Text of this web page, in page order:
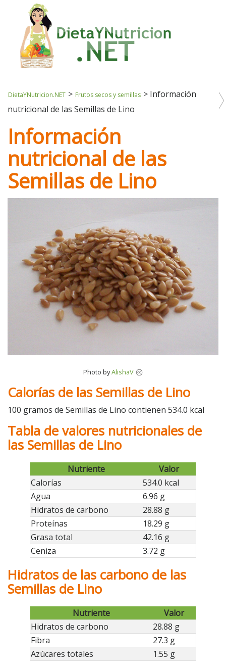
DietaYNutricion.NET > Frutos secos y semillas > Información
nutricional de las Semillas de Lino
Información
nutricional de las
Semillas de Lino
Photo byAlishaV
Calorías de las Semillas de Lino
100 gramos de Semillas de Lino contienen 534.0 kcal
Tabla de valores nutricionales de
las Semillas de Lino
Nutriente
Valor
Calorías
534.0 kcal
Agua
6.96 g
Hidratos de carbono
28.88 g
Proteínas
18.29 g
Grasa total
42.16 g
Ceniza
3.72 g
Hidratos de las carbono de las
Semillas de Lino
Nutriente
Valor
Hidratos de carbono
28.88 g
Fibra
27.3 g
Azúcares totales
1.55 g